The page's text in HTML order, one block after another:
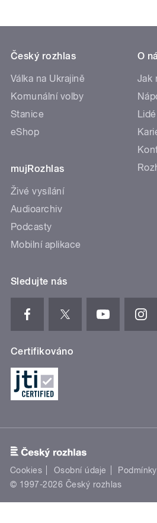
Český rozhlas
Válka na Ukrajině
Komunální volby
Stanice
eShop
mujRozhlas
Živé vysílání
Audioarchiv
Podcasty
Mobilní aplikace
O
Jak
Sledujte nás
Certifikováno
Cookies Osobní údaje
© 1997-2026 Český rozhlas